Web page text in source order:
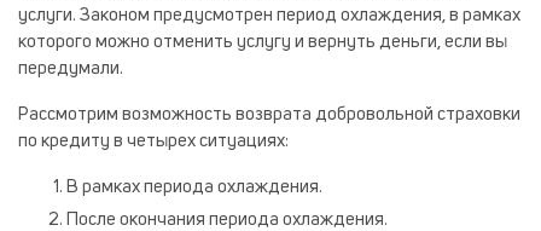
услуги. Законом предусмотрен период охлаждения, в рамках
которого можно отменить услугу и вернуть деньги, если вы
передумали.
Рассмотрим возможность возврата добровольной страховки
по кредиту в четырех ситуациях:
В рамках периода охлаждения.
После окончания периода охлаждения.